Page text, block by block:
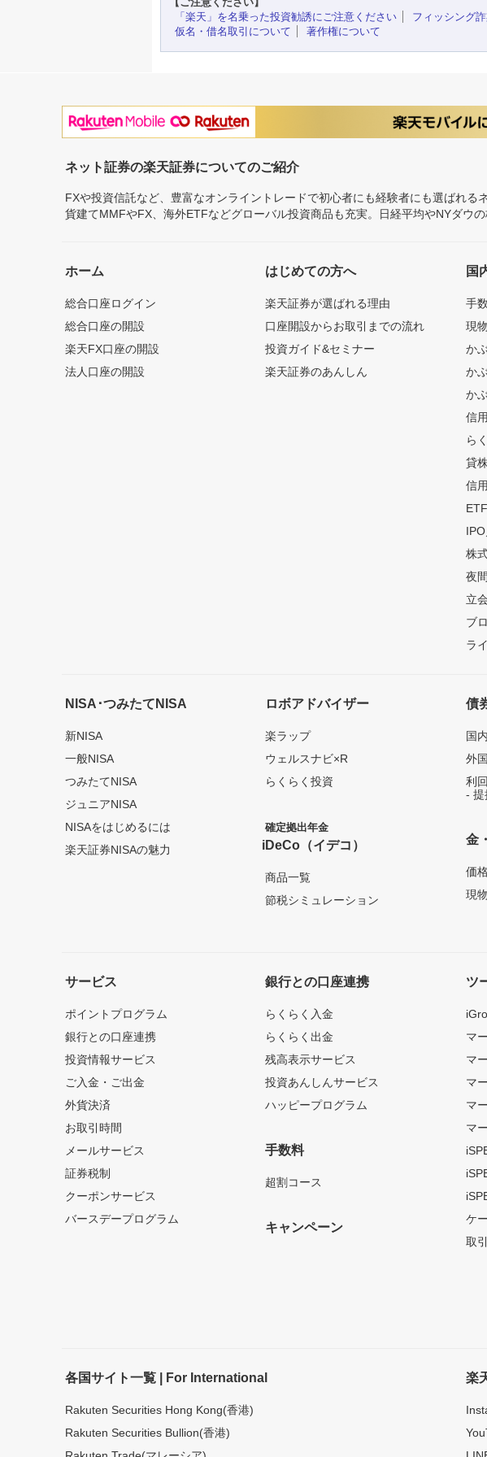
「楽天」を名乗った投資勧誘にご注意ください
フィッシング
仮名・借名取引について
著作権について
ネット証券の楽天証券についてのご紹介
FXや投資信託など、豊富なオンライントレードで初心者にも経験者にも選ばれ
貨建てMMFやFX、海外ETFなどグローバル投資商品も充実。日経平均やNYダウの
ホーム
総合口座ログイン
総合口座の開設
楽天FX口座の開設
法人口座の開設
はじめての方へ
楽天証券が選ばれる理由
口座開設からお取引までの流れ
投資ガイド&セミナー
楽天証券のあんしん
国
手
現
か
か
か
信
ら
貸
信
株
夜
立
ブ
ラ
NISA･つみたてNISA
新NISA
一般NISA
つみたてNISA
ジュニアNISA
NISAをはじめるには
楽天証券NISAの魅力
ロボアドバイザー
楽ラップ
ウェルスナビ×R
らくらく投資
確定拠出年金
iDeCo（イデコ）
商品一覧
節税シミュレーション
債
国
外
利
- 提
金
価
現
サービス
ポイントプログラム
銀行との口座連携
投資情報サービス
ご入金・ご出金
外貨決済
お取引時間
メールサービス
証券税制
クーポンサービス
バースデープログラム
銀行との口座連携
らくらく入金
らくらく出金
残高表示サービス
投資あんしんサービス
ハッピープログラム
手数料
超割コース
キャンペーン
ツ
マ
マ
マ
マ
マ
ケ
取
各国サイト一覧 | For International
Rakuten Securities Hong Kong(香港)
Rakuten Securities Bullion(香港)
楽